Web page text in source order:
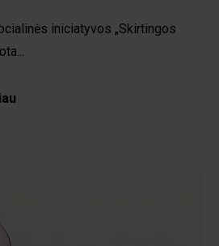
iniciatyvos „Skirtingos